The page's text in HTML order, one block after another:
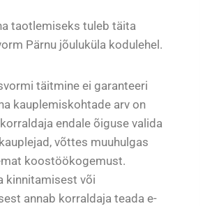
taotlemiseks tuleb täita
Pärnu jõuluküla kodulehel.
täitmine ei garanteeri
kauplemiskohtade arv on
endale õiguse valida
võttes muuhulgas
koostöökogemust.
kinnitamisest või
annab korraldaja teada e-